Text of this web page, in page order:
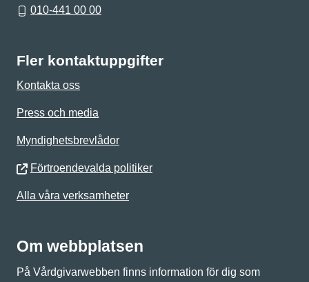
010-441 00 00
Fler kontaktuppgifter
Kontakta oss
Press och media
Myndighetsbrevlådor
Förtroendevalda politiker
Alla våra verksamheter
Om webbplatsen
På Vårdgivarwebben finns information för dig som